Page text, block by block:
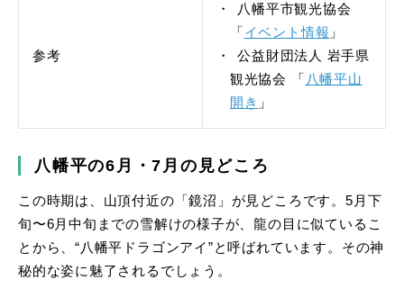
参考
八幡平市観光協会
「 イベント情報 」
公益財団法人 岩手県
観光協会 「 八幡平山
開き 」
八幡平の6月・7月の見どころ
この時期は、山頂付近の「鏡沼」が見どころです。5月下
旬〜6月中旬までの雪解けの様子が、龍の目に似ているこ
とから、“八幡平ドラゴンアイ”と呼ばれています。その神
秘的な姿に魅了されるでしょう。